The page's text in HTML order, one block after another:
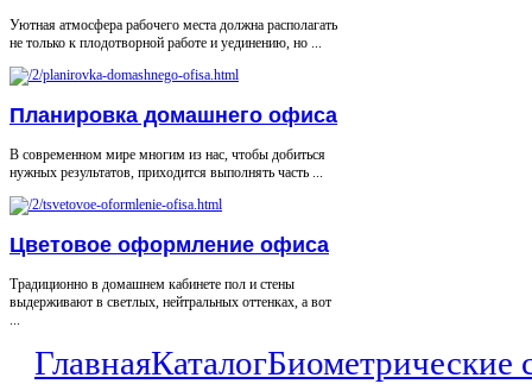
Уютная атмосфера рабочего места должна располагать
не только к плодотворной работе и уединению, но ...
Планировка домашнего офиса
В современном мире многим из нас, чтобы добиться
нужных результатов, приходится выполнять часть ...
Цветовое оформление офиса
Традиционно в домашнем кабинете пол и стены
выдерживают в светлых, нейтральных оттенках, а вот
...
ГлавнаяКаталогБиометрические